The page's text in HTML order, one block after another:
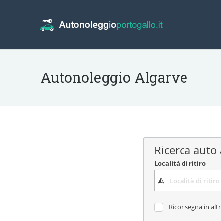
Autonoleggio Algarve
Ricerca
Località di ritiro
Riconsegna in